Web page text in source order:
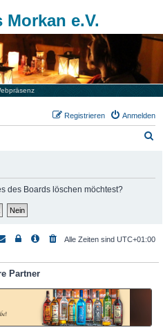
Morkan e.V.
Anmelden
Registrieren
des Boards löschen möchtest?
Alle Zeiten sind UTC+01:00
Partner